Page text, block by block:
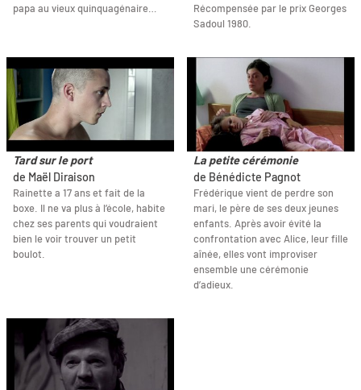
papa au vieux quinquagénaire…
Récompensée par le prix Georges
Sadoul 1980.
Tard sur le port
de Maël Diraison
Rainette a 17 ans et fait de la
boxe. Il ne va plus à l’école, habite
chez ses parents qui voudraient
bien le voir trouver un petit
boulot.
La petite cérémonie
de Bénédicte Pagnot
Frédérique vient de perdre son
mari, le père de ses deux jeunes
enfants. Après avoir évité la
confrontation avec Alice, leur fille
aînée, elles vont improviser
ensemble une cérémonie
d’adieux.